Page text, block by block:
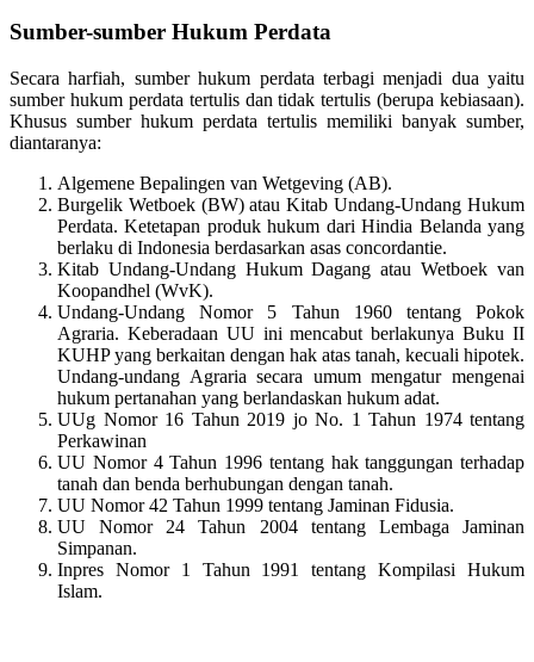
Sumber-sumber Hukum Perdata
Secara harfiah, sumber hukum perdata terbagi menjadi dua yaitu
sumber hukum perdata tertulis dan tidak tertulis (berupa kebiasaan).
Khusus sumber hukum perdata tertulis memiliki banyak sumber,
diantaranya:
Algemene Bepalingen van Wetgeving (AB).
Burgelik Wetboek (BW) atau Kitab Undang-Undang Hukum
Perdata. Ketetapan produk hukum dari Hindia Belanda yang
berlaku di Indonesia berdasarkan asas concordantie.
Kitab Undang-Undang Hukum Dagang atau Wetboek van
Koopandhel (WvK).
Undang-Undang Nomor 5 Tahun 1960 tentang Pokok
Agraria. Keberadaan UU ini mencabut berlakunya Buku II
KUHP yang berkaitan dengan hak atas tanah, kecuali hipotek.
Undang-undang Agraria secara umum mengatur mengenai
hukum pertanahan yang berlandaskan hukum adat.
UUg Nomor 16 Tahun 2019 jo No. 1 Tahun 1974 tentang
Perkawinan
UU Nomor 4 Tahun 1996 tentang hak tanggungan terhadap
tanah dan benda berhubungan dengan tanah.
UU Nomor 42 Tahun 1999 tentang Jaminan Fidusia.
UU Nomor 24 Tahun 2004 tentang Lembaga Jaminan
Simpanan.
Inpres Nomor 1 Tahun 1991 tentang Kompilasi Hukum
Islam.